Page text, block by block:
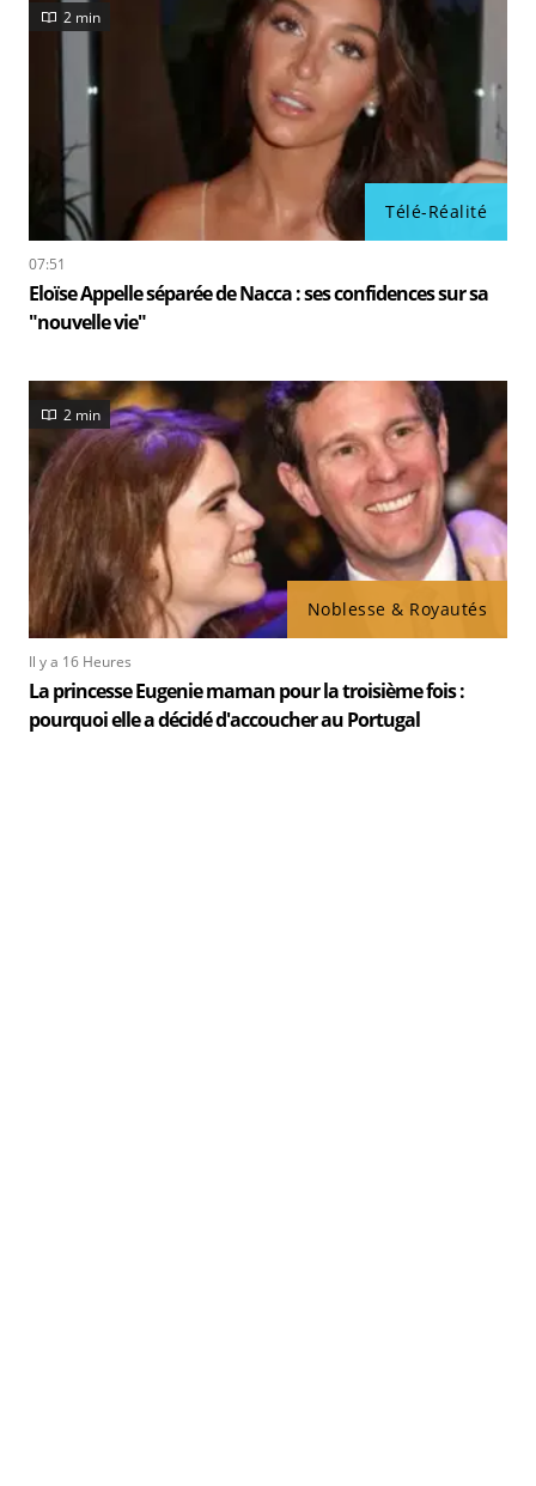
Télé-Réalité
2 min
07:51
Eloïse Appelle séparée de Nacca : ses confidences sur sa
"nouvelle vie"
Noblesse & Royautés
2 min
Il y a 16 Heures
La princesse Eugenie maman pour la troisième fois :
pourquoi elle a décidé d'accoucher au Portugal